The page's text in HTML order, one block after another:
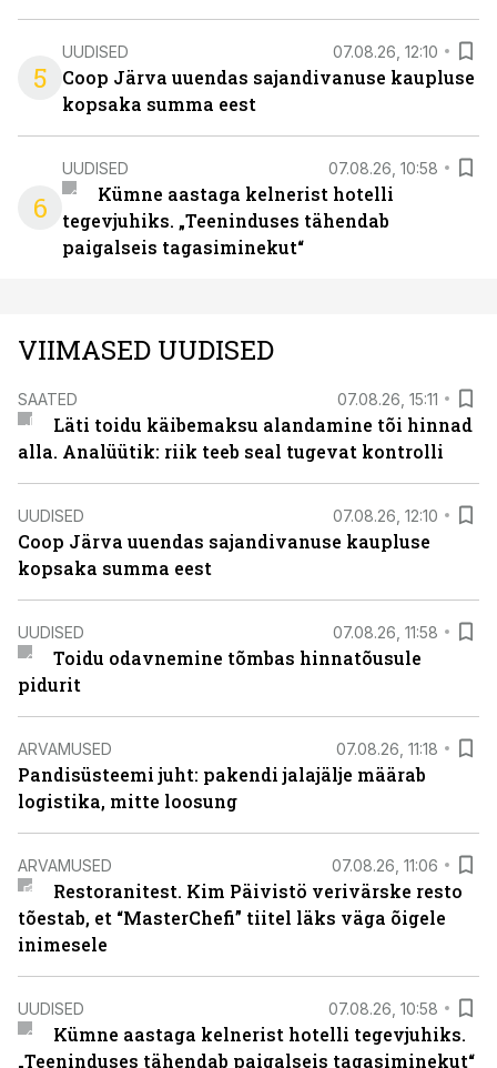
5
UUDISED 07.08.26, 12:10
Coop Järva uuendas sajandivanuse kaupluse
kopsaka summa eest
6
UUDISED 07.08.26, 10:58
Kümne aastaga kelnerist hotelli
tegevjuhiks. „Teeninduses tähendab
paigalseis tagasiminekut“
VIIMASED UUDISED
SAATED 07.08.26, 15:11
Läti toidu käibemaksu alandamine tõi hinnad
alla. Analüütik: riik teeb seal tugevat kontrolli
UUDISED 07.08.26, 12:10
Coop Järva uuendas sajandivanuse kaupluse
kopsaka summa eest
UUDISED 07.08.26, 11:58
Toidu odavnemine tõmbas hinnatõusule
pidurit
ARVAMUSED 07.08.26, 11:18
Pandisüsteemi juht: pakendi jalajälje määrab
logistika, mitte loosung
ARVAMUSED 07.08.26, 11:06
Restoranitest. Kim Päivistö verivärske resto
tõestab, et “MasterChefi” tiitel läks väga õigele
inimesele
UUDISED 07.08.26, 10:58
Kümne aastaga kelnerist hotelli tegevjuhiks.
„Teeninduses tähendab paigalseis tagasiminekut“